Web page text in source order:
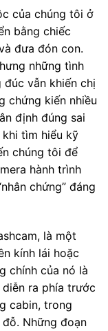
của chúng tôi ở
bằng chiếc
đưa đón con.
những tình
vẫn khiến chị
chứng kiến nhiều
định đúng sai
tìm hiểu kỹ
chúng tôi để
hành trình
chứng” đáng
là một
kính lái hoặc
chính của nó là
ra phía trước
cabin, trong
Những đoạn